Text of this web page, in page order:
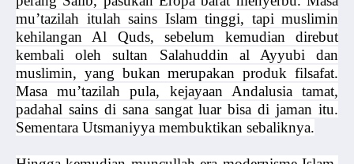
mu’tazilah itulah sains Islam tinggi, tapi muslimin
kehilangan Al Quds, sebelum kemudian direbut
kembali oleh sultan Salahuddin al Ayyubi dan
muslimin, yang bukan merupakan produk filsafat.
Masa mu’tazilah pula, kejayaan Andalusia tamat,
padahal sains di sana sangat luar bisa di jaman itu.
Sementara Utsmaniyya membuktikan sebaliknya.